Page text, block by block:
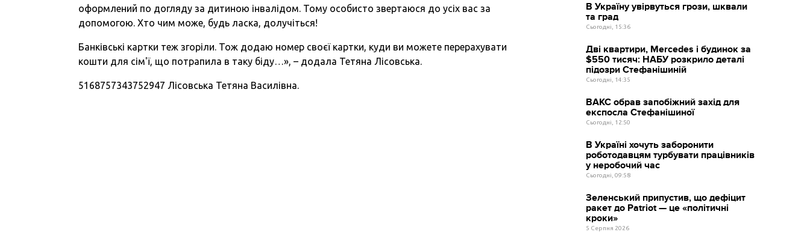
оформлений по догляду за дитиною інвалідом. Тому особисто звертаюся до усіх вас за
допомогою. Хто чим може, будь ласка, долучіться!
Банківські картки теж згоріли. Тож додаю номер своєї картки, куди ви можете перерахувати
кошти для сім'ї, що потрапила в таку біду…», – додала Тетяна Лісовська.
5168757343752947 Лісовська Тетяна Василівна.
В Україну увірвуться грози, шквали
та град
Сьогодні, 15:36
Дві квартири, Mercedes і будинок за
$550 тисяч: НАБУ розкрило деталі
підозри Стефанішиній
Сьогодні, 14:35
ВАКС обрав запобіжний захід для
експосла Стефанішиної
Сьогодні, 12:50
В Україні хочуть заборонити
роботодавцям турбувати працівників
у неробочий час
Сьогодні, 09:58
Зеленський припустив, що дефіцит
ракет до Patriot — це «політичні
кроки»
5 Серпня 2026